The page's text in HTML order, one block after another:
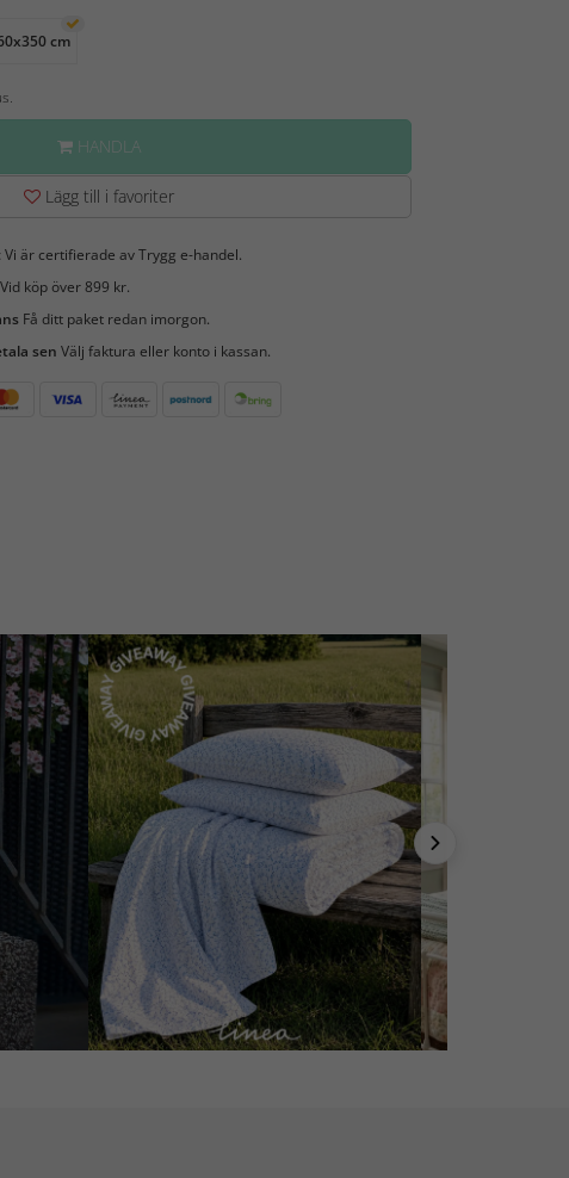
cm
HANDLA
Lägg till i favoriter
Vi är certifierade av Trygg e-handel.
köp över 899 kr.
Få ditt paket redan imorgon.
sen Välj faktura eller konto i kassan.